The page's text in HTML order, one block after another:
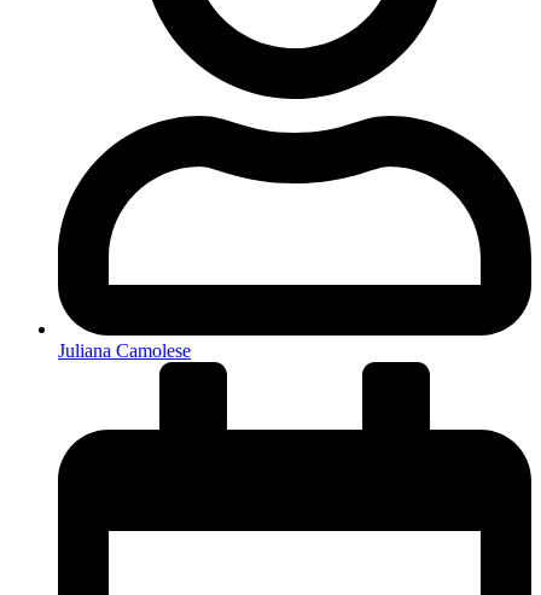
Juliana Camolese